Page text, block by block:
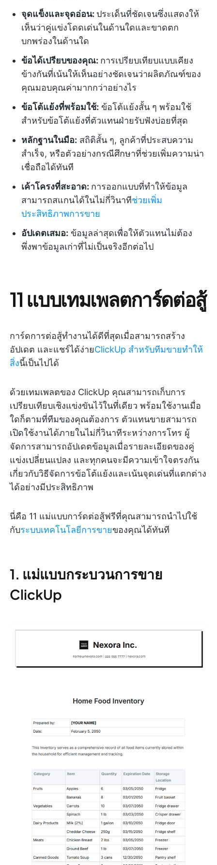
จุดแข็งและจุดอ่อน: ประเด็นที่ชัดเจนซึ่งแสดงให้
เห็นว่าคู่แข่งโดดเด่นในด้านใดและขาดตก
บกพร่องในด้านใด
ข้อได้เปรียบของคุณ: การเปรียบเทียบแบบเคียง
ข้างกันที่เน้นให้เห็นอย่างชัดเจนว่าผลิตภัณฑ์ของ
คุณมอบคุณค่ามากกว่าอย่างไร
ข้อโต้แย้งที่พร้อมใช้: ข้อโต้แย้งสั้น ๆ พร้อมใช้
สำหรับข้อโต้แย้งที่ตัวแทนฝ่ายรับฟังบ่อยที่สุด
หลักฐานในมือ: สถิติสั้น ๆ, ลูกค้าที่ประสบความ
สำเร็จ, หรือตัวอย่างกรณีศึกษาที่ช่วยเพิ่มความน่า
เชื่อถือได้ทันที
เค้าโครงที่สะอาด: การออกแบบที่ทำให้ข้อมูล
สามารถสแกนได้ในไม่กี่วินาทีช่วยเพิ่ม
ประสิทธิภาพการขาย
อัปเดตเสมอ: ข้อมูลล่าสุดเพื่อให้ตัวแทนไม่ต้อง
พึ่งพาข้อมูลเก่าที่ไม่เป็นจริงอีกต่อไป
11 แบบเทมเพลตการ์ดต่อสู้
การ์ดการต่อสู้ทำงานได้ดีที่สุดเมื่อสามารถสร้าง
อัปเดต และแชร์ได้ง่ายClickUp สำหรับทีมขายทำให้
สิ่งนี้เป็นไปได้
ด้วยเทมเพลตของ ClickUp คุณสามารถเก็บการ
เปรียบเทียบเชิงแข่งขันไว้ในที่เดียว พร้อมใช้งานเมื่อ
ใดก็ตามที่ทีมของคุณต้องการ ตัวแทนขายสามารถ
เปิดใช้งานได้ภายในไม่กี่วินาทีระหว่างการโทร ผู้
จัดการสามารถอัปเดตข้อมูลเมื่อรายละเอียดของคู่
แข่งเปลี่ยนแปลง และทุกคนจะมีความเข้าใจตรงกัน
เกี่ยวกับวิธีจัดการข้อโต้แย้งและเน้นจุดเด่นที่แตกต่าง
ได้อย่างมีประสิทธิภาพ
นี่คือ 11 แม่แบบการ์ดต่อสู้ฟรีที่คุณสามารถนำไปใช้
กับระบบเทคโนโลยีการขายของคุณได้ทันที
1. แม่แบบกระบวนการขาย
ClickUp